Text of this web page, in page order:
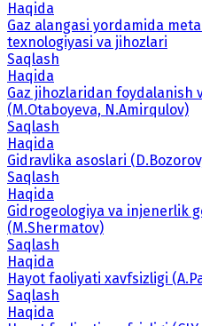
Haqida
Gaz alangasi yordamida
texnologiyasi va jihozlari
Saqlash
Haqida
Gaz jihozlaridan foydalanish
(M.Otaboyeva, N.Amirqulov)
Saqlash
Haqida
Gidravlika asoslari
Saqlash
Haqida
Gidrogeologiya va injenerlik
(M.Shermatov)
Saqlash
Haqida
Hayot faoliyati xavfsizligi
Saqlash
Haqida